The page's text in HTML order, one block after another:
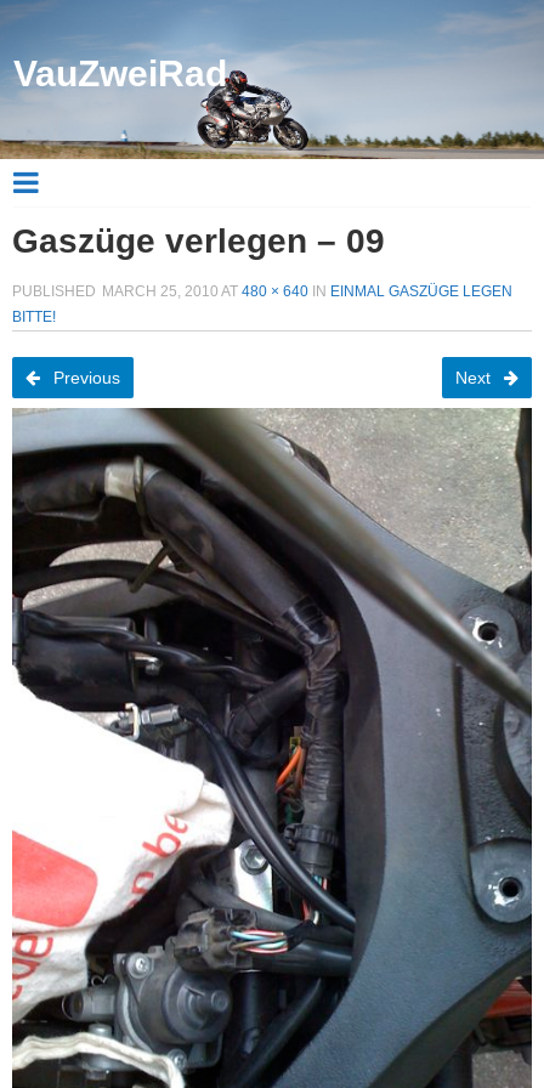
VauZweiRad
Gaszüge verlegen – 09
PUBLISHED MARCH 25, 2010 AT 480 × 640 IN EINMAL GASZÜGE LEGEN
BITTE!
Previous Next